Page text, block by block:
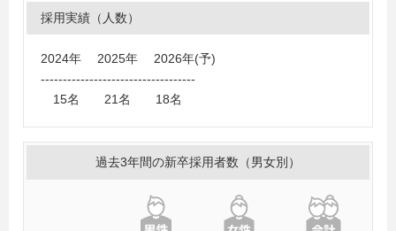
採用実績（人数）
2024年 2025年 2026年(予)
-----------------------------------
15名 21名 18名
過去3年間の新卒採用者数（男女別）